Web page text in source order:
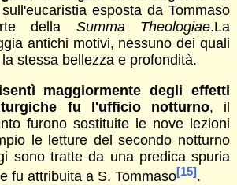
esposta da Tommaso
della Summa Theologiae.La
antichi motivi, nessuno dei quali
stessa bellezza e profondità.
maggiormente degli effetti
fu l'ufficio notturno, il
furono sostituite le nove lezioni
le letture del secondo notturno
sono tratte da una predica spuria
fu attribuita a S. Tommaso[15].